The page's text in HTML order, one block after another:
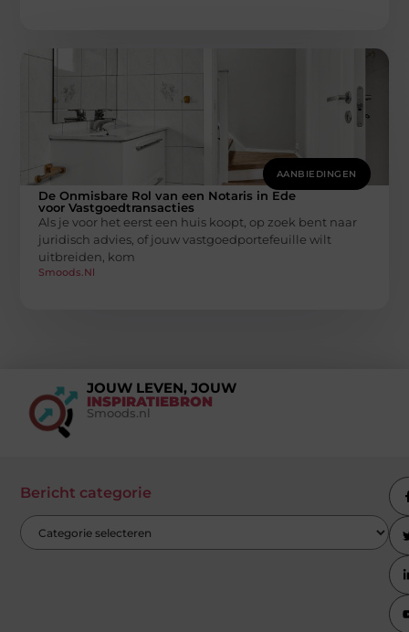
AANBIEDINGEN
De Onmisbare Rol van een Notaris in Ede
voor Vastgoedtransacties
Als je voor het eerst een huis koopt, op zoek bent naar
juridisch advies, of jouw vastgoedportefeuille wilt
uitbreiden, kom
Smoods.nl
JOUW LEVEN, JOUW
INSPIRATIEBRON
Smoods.nl
Bericht categorie